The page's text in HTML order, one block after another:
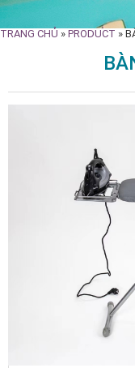
TRANG CHỦ » PRODUCT »